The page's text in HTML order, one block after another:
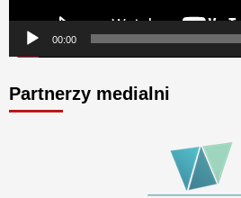
00:00
Partnerzy medialni